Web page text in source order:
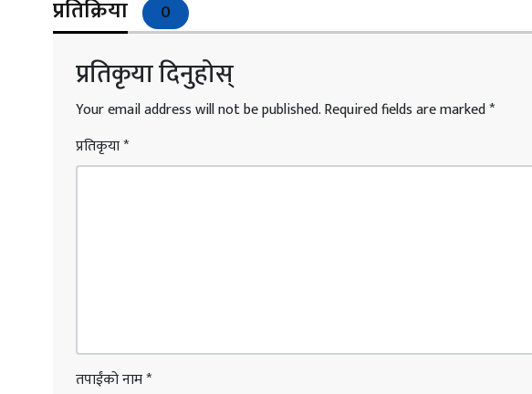
प्रतिक्रिया 0
प्रतिकृया दिनुहोस्
Your email address will not be published.Required fields are marked*
प्रतिकृया*
तपाईंको नाम*